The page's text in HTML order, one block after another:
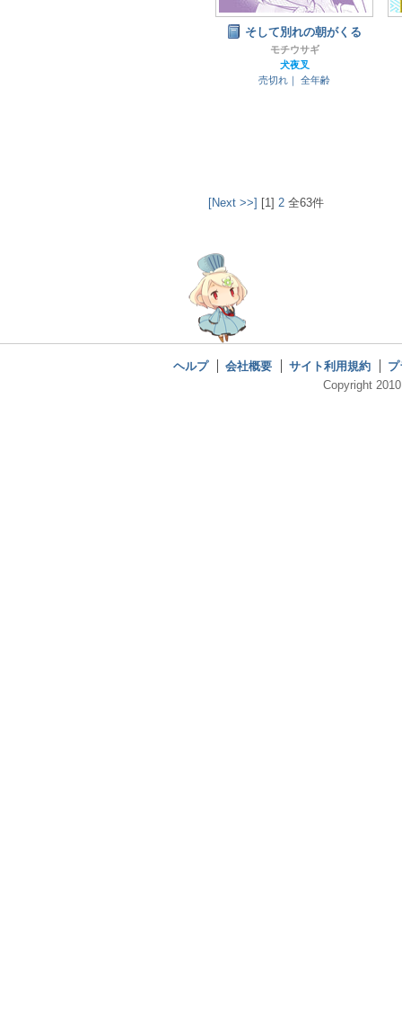
そして別れの朝がくる
モチウサギ
犬夜叉
売切れ｜
全年齢
[Next >>] [1] 2 全63件
ヘルプ 会社概要 サイト利用規約
Copyright